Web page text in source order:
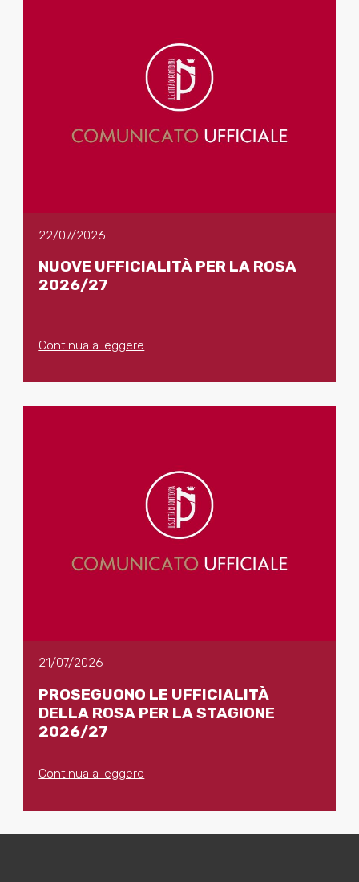
22/07/2026
NUOVE UFFICIALITÀ PER LA ROSA
2026/27
Continua a leggere
21/07/2026
PROSEGUONO LE UFFICIALITÀ
DELLA ROSA PER LA STAGIONE
2026/27
Continua a leggere